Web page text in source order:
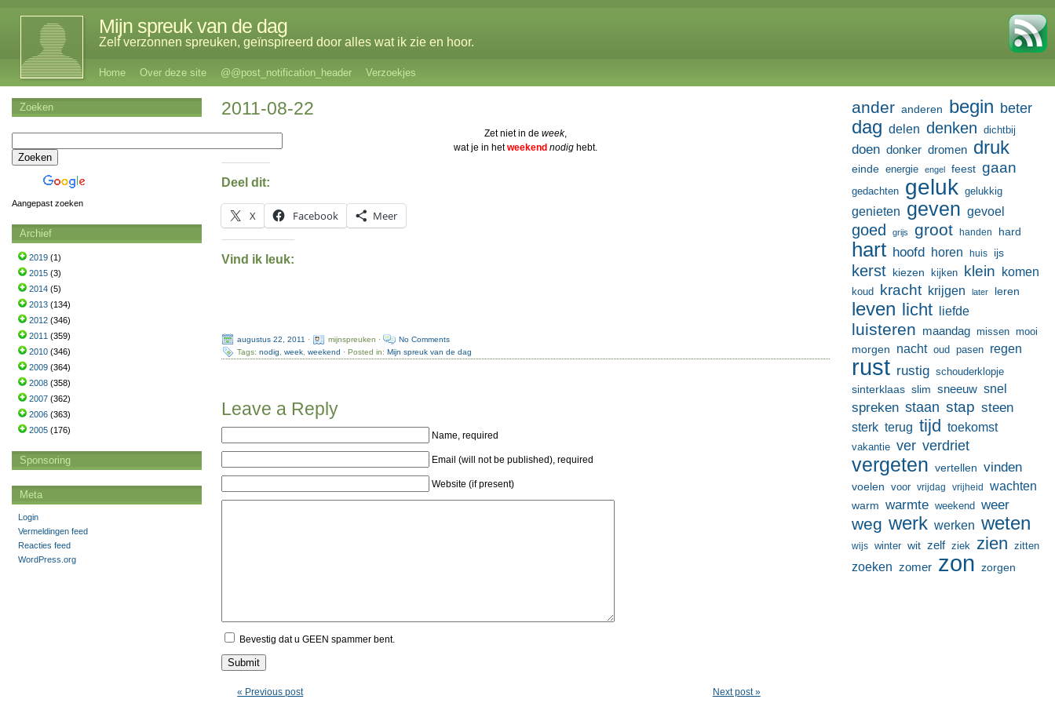
Mijn spreuk van de dag
Zelf verzonnen spreuken, geïnspireerd door alles wat ik zie en hoor.
Home Over deze site @@post_notification_header Verzoekjes
2011-08-22
Zet niet in deweek,
wat je in hetweekend nodig hebt.
Deel dit:
X Facebook Meer
Vind ik leuk:
augustus 22, 2011 · mijnspreuken ·
No Comments
Tags:nodig ,week ,weekend · Posted in:Mijn spreuk van de dag
Leave a Reply
Name, required
Email (will not be published), required
Website (if present)
Bevestig dat u GEEN spammer bent.
« Previous post Next post »
ander anderen begin beter
dag delen denken dichtbij
doen donker dromen druk
einde energie engel feest gaan
gedachten geluk gelukkig
genieten geven gevoel
goed grijs groot handen hard
hart hoofd horen huis ijs
kerst kiezen kijken klein komen
koud kracht krijgen later leren
leven licht liefde
luisteren maandag missen mooi
morgen nacht oud pasen regen
rust rustig schouderklopje
sinterklaas slim sneeuw snel
spreken staan stap steen
sterk terug tijd toekomst
vakantie ver verdriet
vergeten vertellen vinden
voelen voor vrijdag vrijheid wachten
warm warmte weekend weer
weg werk werken weten
wijs winter wit zelf ziek zien zitten
zoeken zomer zon zorgen
Zoeken
Aangepast zoeken
Archief
2019 (1)
2015 (3)
2014 (5)
2013 (134)
2012 (346)
2011 (359)
2010 (346)
2009 (364)
2008 (358)
2007 (362)
2006 (363)
2005 (176)
Sponsoring
Meta
Login
Vermeldingen feed
Reacties feed
WordPress.org